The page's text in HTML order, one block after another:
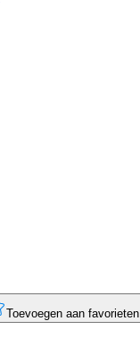
Toevoegen aan favorieten